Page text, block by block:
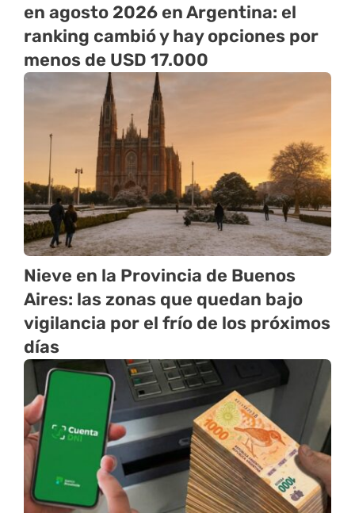
en agosto 2026 en Argentina: el
ranking cambió y hay opciones por
menos de USD 17.000
Nieve en la Provincia de Buenos
Aires: las zonas que quedan bajo
vigilancia por el frío de los próximos
días